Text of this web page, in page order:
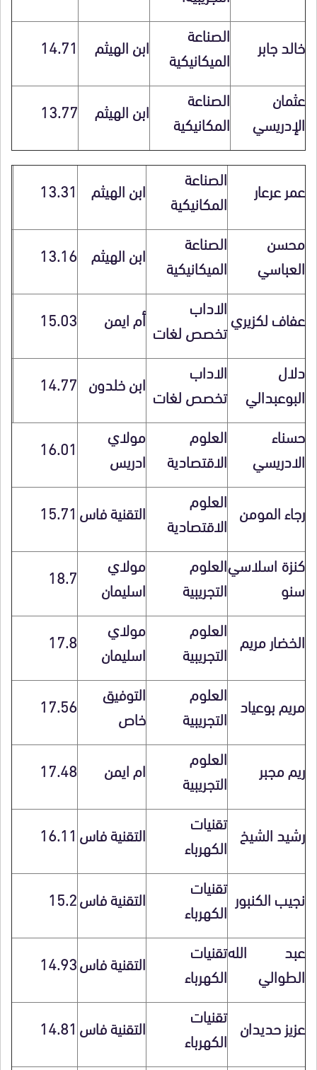
خالد جابر
الصناعة
الميكانيكية
ابن الهيثم
14.71
عثمان
الإدريسي
الصناعة
المكانيكية
ابن الهيثم 13.77
عمر عرعار
الصناعة
المكانيكية
ابن الهيثم 13.31
محسن
العباسي
الصناعة
الميكانيكية
ابن الهيثم 13.16
عفاف لكزيريالاداب
تخصص لغات أم ايمن
15.03
دلال
البوعبدالي
الاداب
تخصص لغات ابن خلدون 14.77
حسناء
الادريسي
العلوم
الاقتصادية
مولاي
ادريس
16.01
رجاء المومن العلوم
الاقتصادية
التقنية فاس15.71
كنزة اسلاسي
سنو
العلوم
التجريبية
مولاي
اسليمان
18.7
الخضار مريم العلوم
التجريبية
مولاي
اسليمان
17.8
مريم بوعياد العلوم
التجريبية
التوفيق
خاص
17.56
ريم مجبر
العلوم
التجريبية
ام ايمن 17.48
رشيد الشيخ تقنيات
الكهرباء
التقنية فاس16.11
نجيب الكنبور تقنيات
الكهرباء
التقنية فاس15.2
عبد الله
الطوالي
تقنيات
الكهرباء
التقنية فاس14.93
عزيز حديدان تقنيات
الكهرباء
التقنية فاس14.81